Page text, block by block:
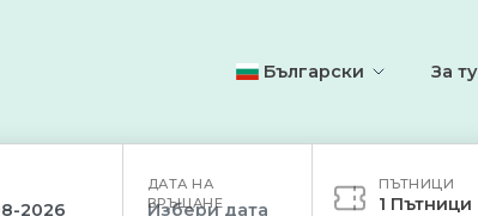
Български За
ДАТА НА
ВРЪЩАНЕ
ПЪТНИЦИ
1 Пътници